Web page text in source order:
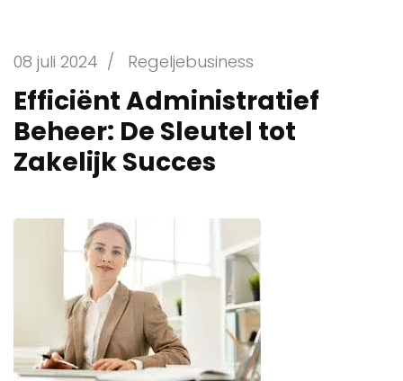
08 juli 2024 / Regeljebusiness
Efficiënt Administratief
Beheer: De Sleutel tot
Zakelijk Succes